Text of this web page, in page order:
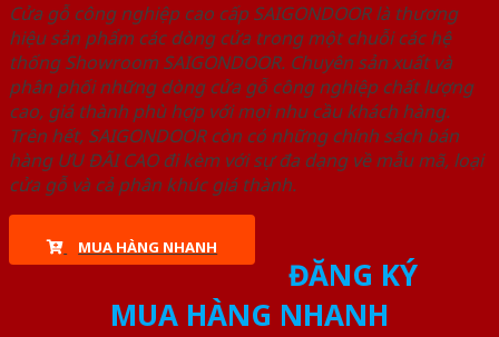
Cửa gỗ công nghiệp cao cấp SAIGONDOOR là thương
hiệu sản phẩm các dòng cửa trong một chuỗi các hệ
thống Showroom SAIGONDOOR. Chuyên sản xuất và
phân phối những dòng cửa gỗ công nghiệp chất lượng
cao, giá thành phù hợp với mọi nhu cầu khách hàng.
Trên hết, SAIGONDOOR còn có những chính sách bán
hàng ƯU ĐÃI CAO đi kèm với sự đa dạng về mẫu mã, loại
cửa gỗ và cả phân khúc giá thành.
MUA HÀNG NHANH
ĐĂNG KÝ
MUA HÀNG NHANH